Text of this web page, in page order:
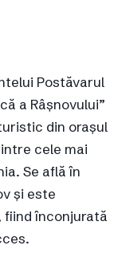
Postăvarul
a Râșnovului”
din oraşul
cele mai
Se află în
și este
fiind înconjurată